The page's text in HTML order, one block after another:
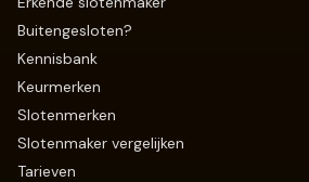
Buitengesloten?
Kennisbank
Keurmerken
Slotenmerken
Slotenmaker vergelijken
Tarieven